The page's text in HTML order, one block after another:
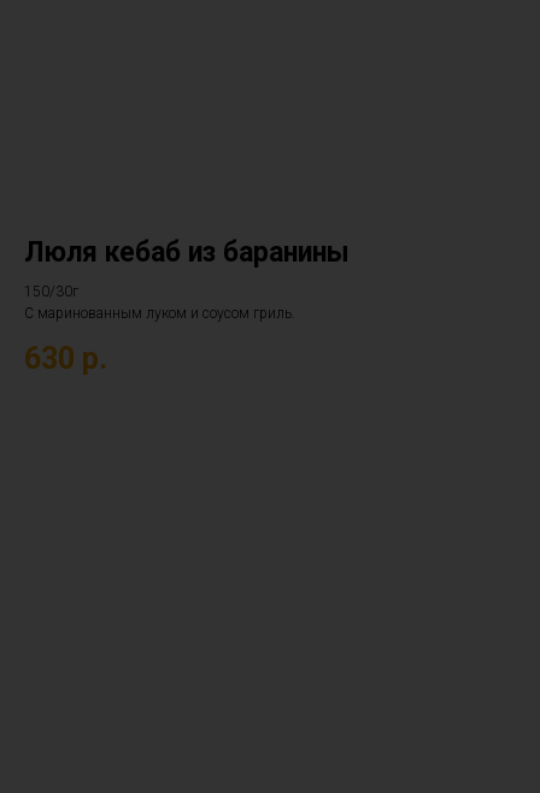
Люля кебаб из баранины
150/30г
С маринованным луком и соусом гриль.
630 р.